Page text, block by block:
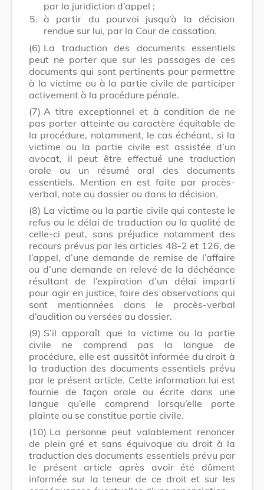
par la juridiction d’appel ;
5. à partir du pourvoi jusqu’à la décision
rendue sur lui, par la Cour de cassation.
(6) La traduction des documents essentiels
peut ne porter que sur les passages de ces
documents qui sont pertinents pour permettre
à la victime ou à la partie civile de participer
activement à la procédure pénale.
(7) A titre exceptionnel et à condition de ne
pas porter atteinte au caractère équitable de
la procédure, notamment, le cas échéant, si la
victime ou la partie civile est assistée d’un
avocat, il peut être effectué une traduction
orale ou un résumé oral des documents
essentiels. Mention en est faite par procès-
verbal, note au dossier ou dans la décision.
(8) La victime ou la partie civile qui conteste le
refus ou le délai de traduction ou la qualité de
celle-ci peut, sans préjudice notamment des
recours prévus par les articles 48-2 et 126, de
l’appel, d’une demande de remise de l’affaire
ou d’une demande en relevé de la déchéance
résultant de l’expiration d’un délai imparti
pour agir en justice, faire des observations qui
sont mentionnées dans le procès-verbal
d’audition ou versées au dossier.
(9) S’il apparaît que la victime ou la partie
civile ne comprend pas la langue de
procédure, elle est aussitôt informée du droit à
la traduction des documents essentiels prévu
par le présent article. Cette information lui est
fournie de façon orale ou écrite dans une
langue qu’elle comprend lorsqu’elle porte
plainte ou se constitue partie civile.
(10) La personne peut valablement renoncer
de plein gré et sans équivoque au droit à la
traduction des documents essentiels prévu par
le présent article après avoir été dûment
informée sur la teneur de ce droit et sur les